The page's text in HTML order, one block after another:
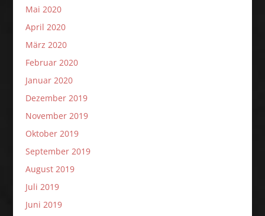
Mai 2020
April 2020
März 2020
Februar 2020
Januar 2020
Dezember 2019
November 2019
Oktober 2019
September 2019
August 2019
Juli 2019
Juni 2019